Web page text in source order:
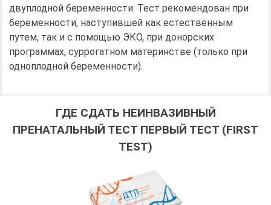
двуплодной беременности. Тест рекомендован при
беременности, наступившей как естественным
путем, так и с помощью ЭКО, при донорских
программах, суррогатном материнстве (только при
одноплодной беременности).
ГДЕ СДАТЬ НЕИНВАЗИВНЫЙ
ПРЕНАТАЛЬНЫЙ ТЕСТ ПЕРВЫЙ ТЕСТ (FIRST
TEST)